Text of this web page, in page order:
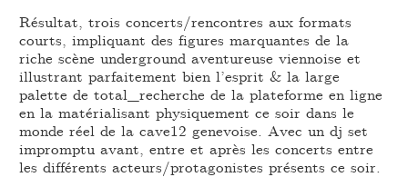
Résultat, trois concerts/rencontres aux formats
courts, impliquant des figures marquantes de la
riche scène underground aventureuse viennoise et
illustrant parfaitement bien l’esprit & la large
palette de total_recherche de la plateforme en ligne
en la matérialisant physiquement ce soir dans le
monde réel de la cave12 genevoise. Avec un dj set
impromptu avant, entre et après les concerts entre
les différents acteurs/protagonistes présents ce soir.